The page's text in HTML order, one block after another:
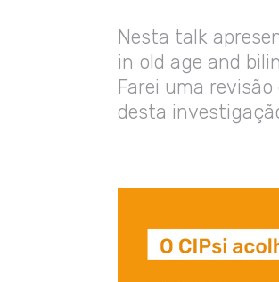
Nesta talk
in old age and
Farei uma
desta